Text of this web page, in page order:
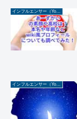
インフルエンサー（YouTuber/TikToker/Instagramer）
インフルエンサー（YouTuber/TikToker/Instagramer）